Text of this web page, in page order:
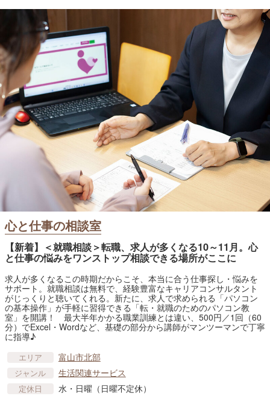
心と仕事の相談室
【新着】＜就職相談＞転職、求人が多くなる10～11月。心
と仕事の悩みをワンストップ相談できる場所がここに
求人が多くなるこの時期だからこそ、本当に合う仕事探し・悩みを
サポート。就職相談は無料で、経験豊富なキャリアコンサルタント
がじっくりと聴いてくれる。新たに、求人で求められる「パソコン
の基本操作」が手軽に習得できる「転・就職のためのパソコン教
室」を開講！ 最大半年かかる職業訓練とは違い、500円／1回（60
分）でExcel・Wordなど、基礎の部分から講師がマンツーマンで丁寧
に指導♪
エリア 富山市北部
ジャンル 生活関連サービス
定休日 水・日曜（日曜不定休）